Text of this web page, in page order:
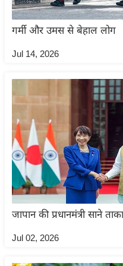
र्ल्ड
न्यू
ब्री
म
नो
रं
ज
न
ज
ग
त
बॉ
ली
गर्मी और उमस से बेहाल लोग
Jul 14, 2026
जापान की प्रधानमंत्री साने
Jul 02, 2026